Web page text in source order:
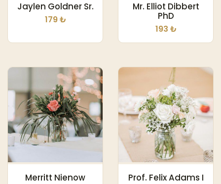
Jaylen Goldner Sr.
179 ₺
Mr. Elliot Dibbert
PhD
193 ₺
Merritt Nienow Prof. Felix Adams I